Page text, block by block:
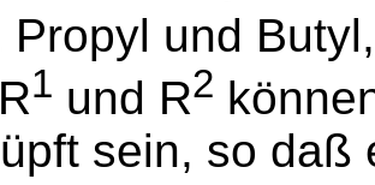
Propyl und
1 und R2
sein, so daß